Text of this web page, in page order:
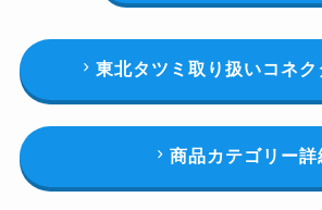
東北タツミ取り扱いコネ
商品カテゴリー詳